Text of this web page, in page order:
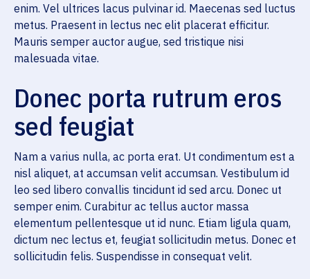
enim. Vel ultrices lacus pulvinar id. Maecenas sed luctus
metus. Praesent in lectus nec elit placerat efficitur.
Mauris semper auctor augue, sed tristique nisi
malesuada vitae.
Donec porta rutrum eros
sed feugiat
Nam a varius nulla, ac porta erat. Ut condimentum est a
nisl aliquet, at accumsan velit accumsan. Vestibulum id
leo sed libero convallis tincidunt id sed arcu. Donec ut
semper enim. Curabitur ac tellus auctor massa
elementum pellentesque ut id nunc. Etiam ligula quam,
dictum nec lectus et, feugiat sollicitudin metus. Donec et
sollicitudin felis. Suspendisse in consequat velit.